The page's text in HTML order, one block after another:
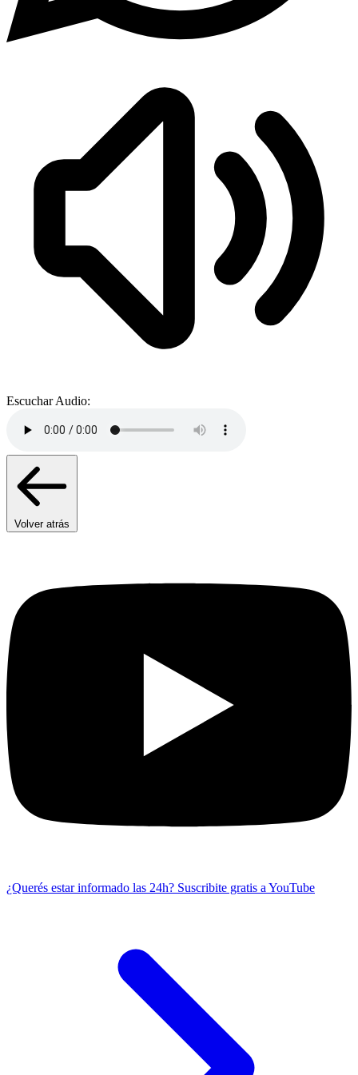
Escuchar Audio:
Volver atrás
¿Querés estar informado las 24h? Suscribite gratis a YouTube